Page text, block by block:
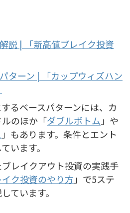
説 | 「新高値ブレイク投資
ターン | 「カップウィズハン
るベースパターンには、カ
のほか「ダブルボトム 」や
」もあります。条件とエント
います。
レイクアウト投資の実践手
ク投資のやり方 」で5ステ
ています。